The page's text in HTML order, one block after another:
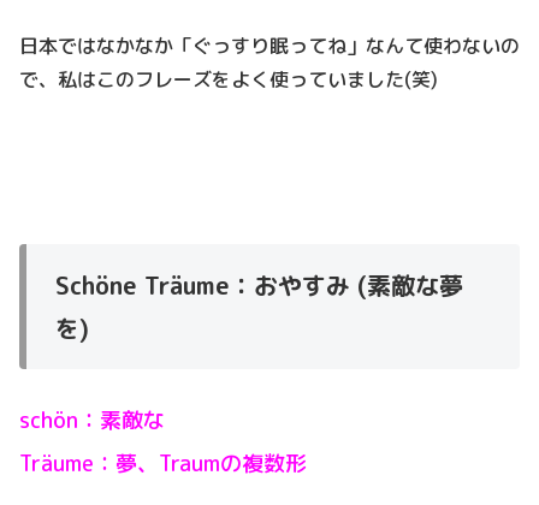
日本ではなかなか「ぐっすり眠ってね」なんて使わないの
で、私はこのフレーズをよく使っていました(笑)
Schöne Träume：おやすみ (素敵な夢
を)
schön：素敵な
Träume：夢、Traumの複数形